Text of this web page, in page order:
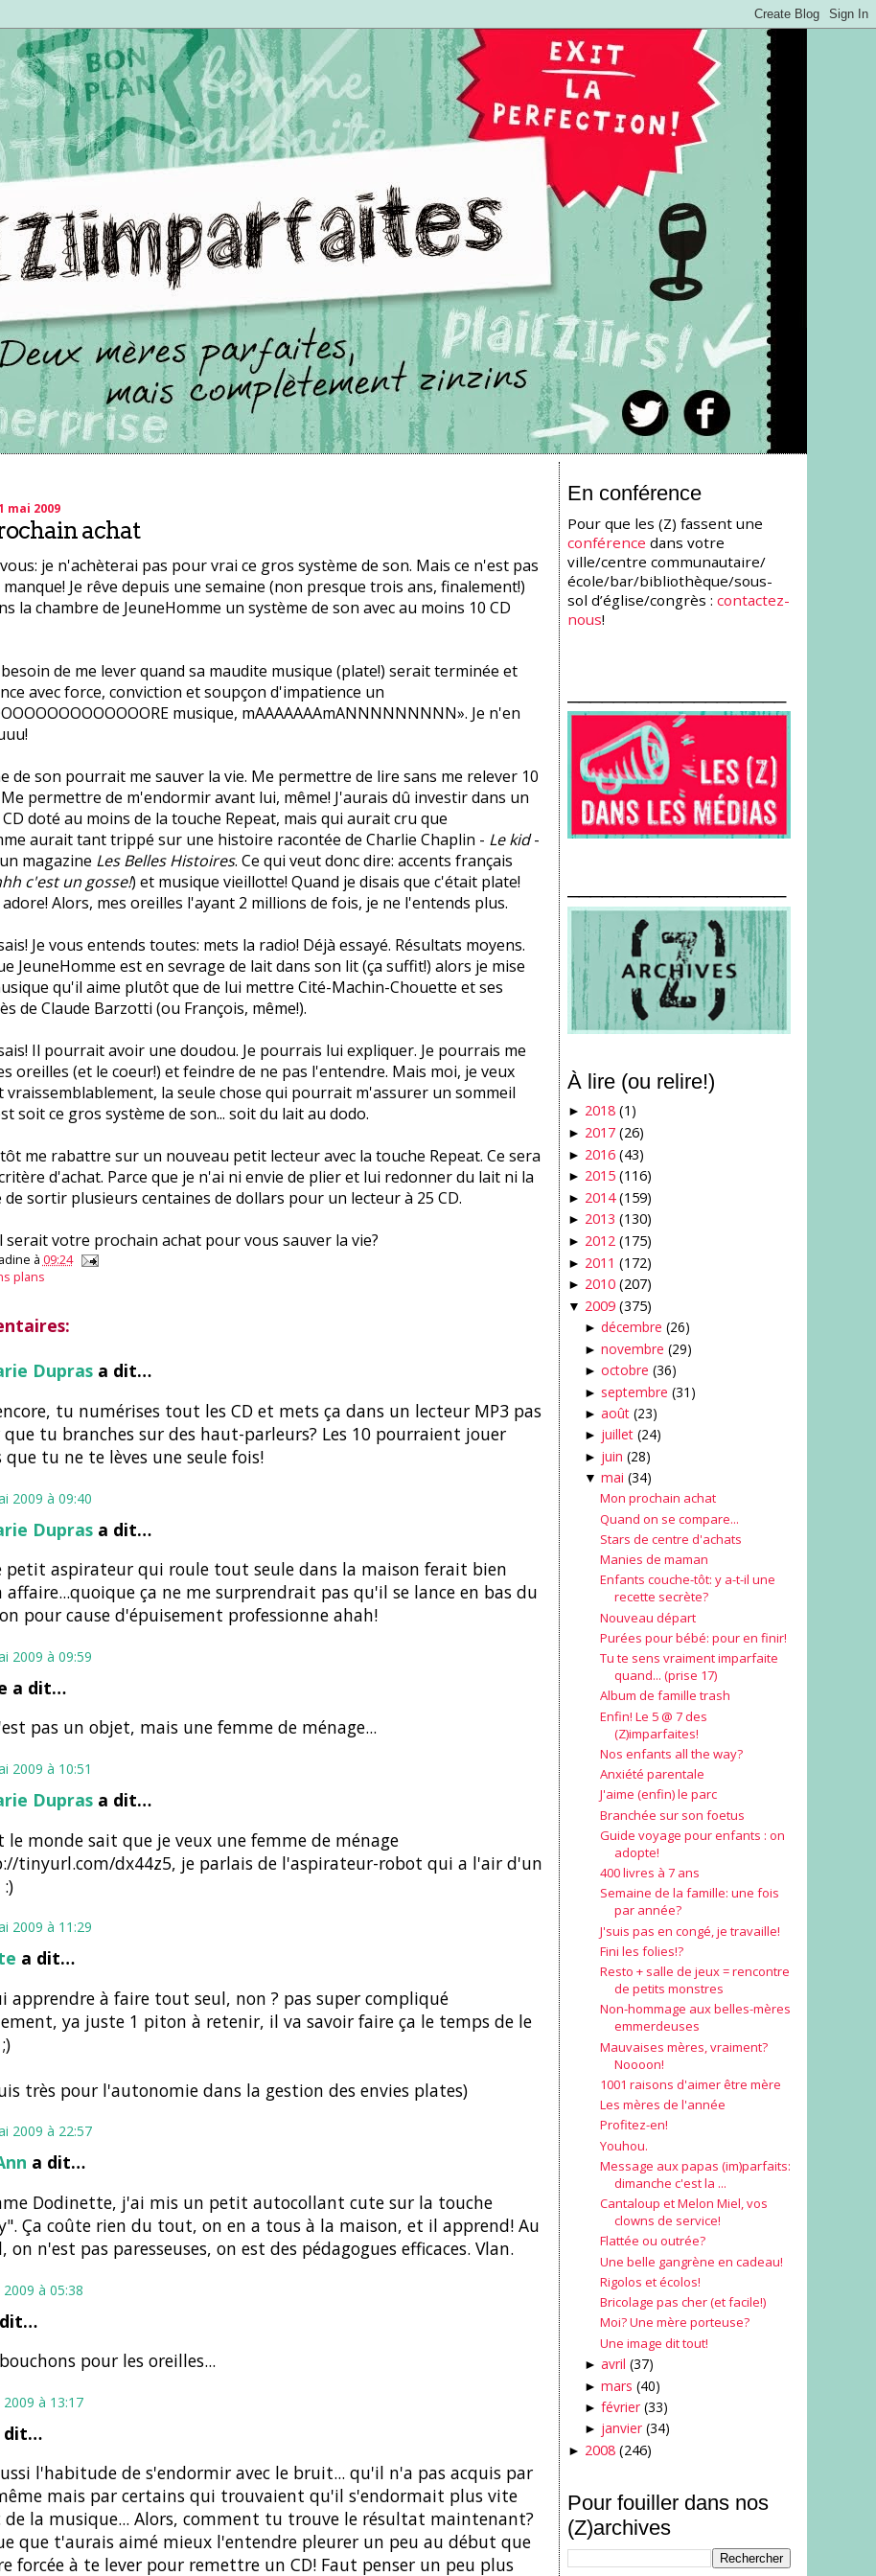
mai 2009
achat
je n'achèterai pas pour vrai ce gros système de son. Mais ce n'est pas
Je rêve depuis une semaine (non presque trois ans, finalement!)
la chambre de JeuneHomme un système de son avec au moins 10 CD
de me lever quand sa maudite musique (plate!) serait terminée et
avec force, conviction et soupçon d'impatience un
musique, mAAAAAAAmANNNNNNNNN». Je n'en
de son pourrait me sauver la vie. Me permettre de lire sans me relever 10
permettre de m'endormir avant lui, même! J'aurais dû investir dans un
doté au moins de la touche Repeat, mais qui aurait cru que
aurait tant trippé sur une histoire racontée de Charlie Chaplin - Le kid-
magazine Les Belles Histoires. Ce qui veut donc dire: accents français
c'est un gosse!) et musique vieillotte! Quand je disais que c'était plate!
Alors, mes oreilles l'ayant 2 millions de fois, je ne l'entends plus.
Je vous entends toutes: mets la radio! Déjà essayé. Résultats moyens.
JeuneHomme est en sevrage de lait dans son lit (ça suffit!) alors je mise
qu'il aime plutôt que de lui mettre Cité-Machin-Chouette et ses
de Claude Barzotti (ou François, même!).
Il pourrait avoir une doudou. Je pourrais lui expliquer. Je pourrais me
oreilles (et le coeur!) et feindre de ne pas l'entendre. Mais moi, je veux
vraissemblablement, la seule chose qui pourrait m'assurer un sommeil
soit ce gros système de son... soit du lait au dodo.
me rabattre sur un nouveau petit lecteur avec la touche Repeat. Ce sera
d'achat. Parce que je n'ai ni envie de plier et lui redonner du lait ni la
sortir plusieurs centaines de dollars pour un lecteur à 25 CD.
serait votre prochain achat pour vous sauver la vie?
à 09:24
plans
Duprasa dit…
tu numérises tout les CD et mets ça dans un lecteur MP3 pas
que tu branches sur des haut-parleurs? Les 10 pourraient jouer
que tu ne te lèves une seule fois!
2009 à 09:40
Duprasa dit…
petit aspirateur qui roule tout seule dans la maison ferait bien
affaire...quoique ça ne me surprendrait pas qu'il se lance en bas du
pour cause d'épuisement professionne ahah!
2009 à 09:59
a dit…
pas un objet, mais une femme de ménage...
2009 à 10:51
Duprasa dit…
le monde sait que je veux une femme de ménage
tinyurl.com/dx44z5, je parlais de l'aspirateur-robot qui a l'air d'un
2009 à 11:29
a dit…
apprendre à faire tout seul, non ? pas super compliqué
ya juste 1 piton à retenir, il va savoir faire ça le temps de le
très pour l'autonomie dans la gestion des envies plates)
2009 à 22:57
a dit…
Dodinette, j'ai mis un petit autocollant cute sur la touche
Ça coûte rien du tout, on en a tous à la maison, et il apprend! Au
on n'est pas paresseuses, on est des pédagogues efficaces. Vlan.
à 05:38
pour les oreilles...
2009 à 13:17
dit…
l'habitude de s'endormir avec le bruit... qu'il n'a pas acquis par
mais par certains qui trouvaient qu'il s'endormait plus vite
de la musique... Alors, comment tu trouve le résultat maintenant?
que t'aurais aimé mieux l'entendre pleurer un peu au début que
forcée à te lever pour remettre un CD! Faut penser un peu plus
En conférence
Pour que les (Z) fassent une
conférence dans votre
ville/centre communautaire/
école/bar/bibliothèque/sous-
sol d’église/congrès :contactez-
nous!
À lire (ou relire!)
► 2018 (1)
► 2017 (26)
► 2016 (43)
► 2015 (116)
► 2014 (159)
► 2013 (130)
► 2012 (175)
► 2011 (172)
► 2010 (207)
▼ 2009 (375)
► décembre (26)
► novembre (29)
► octobre (36)
► septembre (31)
► août (23)
► juillet (24)
► juin (28)
▼ mai (34)
Mon prochain achat
Quand on se compare...
Stars de centre d'achats
Manies de maman
Enfants couche-tôt: y a-t-il une
recette secrète?
Nouveau départ
Purées pour bébé: pour en finir!
Tu te sens vraiment imparfaite
quand... (prise 17)
Album de famille trash
Enfin! Le 5 @ 7 des
(Z)imparfaites!
Nos enfants all the way?
Anxiété parentale
J'aime (enfin) le parc
Branchée sur son foetus
Guide voyage pour enfants : on
adopte!
400 livres à 7 ans
Semaine de la famille: une fois
par année?
J'suis pas en congé, je travaille!
Fini les folies!?
Resto + salle de jeux = rencontre
de petits monstres
Non-hommage aux belles-mères
emmerdeuses
Mauvaises mères, vraiment?
Noooon!
1001 raisons d'aimer être mère
Les mères de l'année
Profitez-en!
Youhou.
Message aux papas (im)parfaits:
dimanche c'est la ...
Cantaloup et Melon Miel, vos
clowns de service!
Flattée ou outrée?
Une belle gangrène en cadeau!
Rigolos et écolos!
Bricolage pas cher (et facile!)
Moi? Une mère porteuse?
Une image dit tout!
► avril (37)
► mars (40)
► février (33)
► janvier (34)
► 2008 (246)
Pour fouiller dans nos
(Z)archives